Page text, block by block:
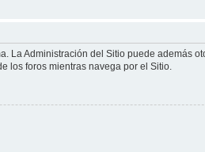
Administración del Sitio puede además
los foros mientras navega por el Sitio.